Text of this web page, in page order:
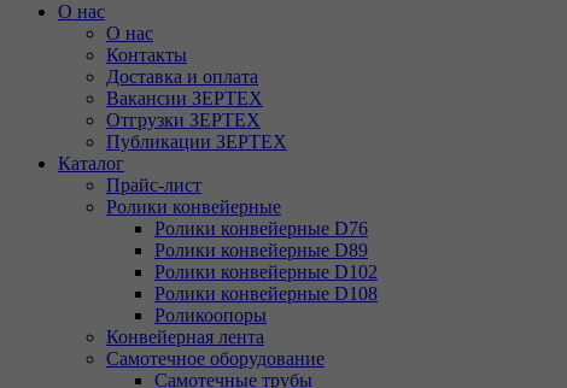
О нас
О нас
Контакты
Доставка и оплата
Вакансии ЗЕРТЕХ
Отгрузки ЗЕРТЕХ
Публикации ЗЕРТЕХ
Каталог
Прайс-лист
Ролики конвейерные
Ролики конвейерные D76
Ролики конвейерные D89
Ролики конвейерные D102
Ролики конвейерные D108
Роликоопоры
Конвейерная лента
Самотечное оборудование
Самотечные трубы